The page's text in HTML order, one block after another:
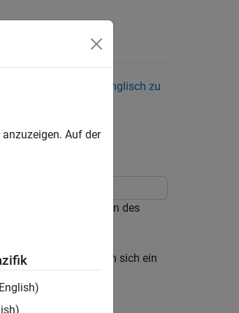
Version auf Englisch zu
und zum Ändern des
möchten, wenn sich ein
Auf der